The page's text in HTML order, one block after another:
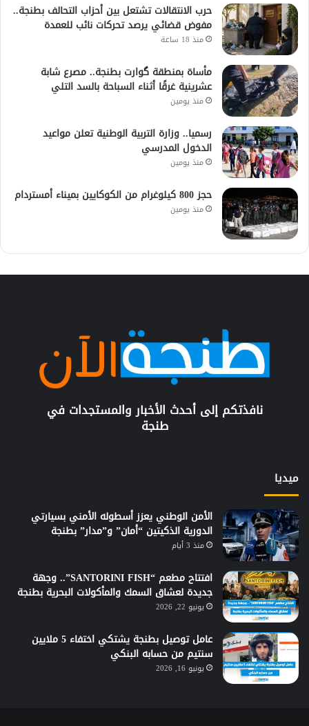
حرب الانتقالات تشتعل بين أحزاب التحالف بطنجة..
مفوض قضائي يرصد تحركات نائب للعمدة
منذ 18 ساعة
مأساة بمنطقة گوارت بطنجة.. مصرع شابة
عشرينية غرقًا أثناء السباحة بالسد التلي
منذ يومين
رسميا.. وزارة التربية الوطنية تعلن مواعيد
الدخول المدرسي
منذ يومين
حجز 800 كيلوغرام من الكوكايين بميناء أمستردام
منذ يومين
نافذتكم إلى أحدث الأخبار والمستجدات في
طنجة
ميديا
الأمن الوطني يعزز أسطوله الأمني بسيارتي
الدورية الذكيتين “أمان” و”مدار” بطنجة
منذ 3 أيام
افتتاح مطعم “SANTORINI FISH”.. وجهة
جديدة لعشاق السمك والمأكولات البحرية بطنجة
يونيو 22, 2026
عامل توصيل بطنجة يشتكي اختفاء 5 ملايين
سنتيم من حسابه البنكي
يونيو 16, 2026